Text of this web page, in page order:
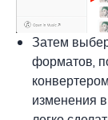
Затем
форматов,
изменения